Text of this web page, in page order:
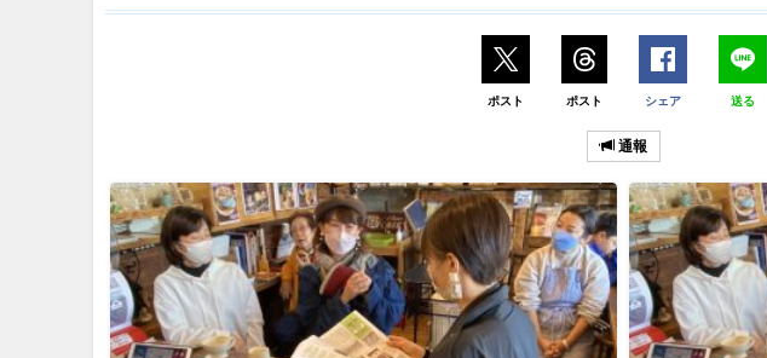
ポスト ポスト シェア 送る
通報